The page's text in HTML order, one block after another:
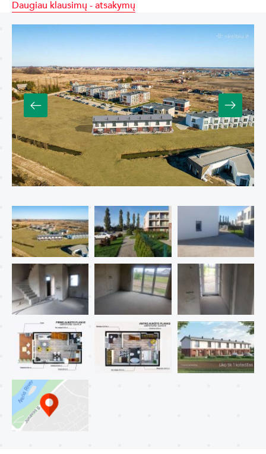
Daugiau klausimų - atsakymų